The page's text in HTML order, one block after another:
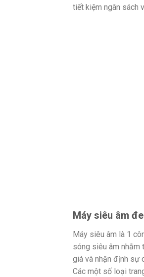
tiết kiệm ngân sách
Máy siêu âm
Máy siêu âm là 1
sóng siêu âm nhằm
giá và nhận định sự
Các một số loại